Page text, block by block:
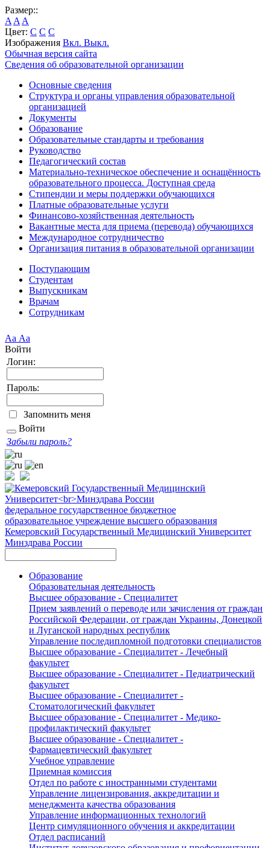
Размер::
A A A
Цвет: C C C
Изображения Вкл. Выкл.
Обычная версия сайта
Сведения об образовательной организации
Основные сведения
Структура и органы управления образовательной
организацией
Документы
Образование
Образовательные стандарты и требования
Руководство
Педагогический состав
Материально-техническое обеспечение и оснащённость
образовательного процесса. Доступная среда
Стипендии и меры поддержки обучающихся
Платные образовательные услуги
Финансово-хозяйственная деятельность
Вакантные места для приема (перевода) обучающихся
Международное сотрудничество
Организация питания в образовательной организации
Поступающим
Студентам
Выпускникам
Врачам
Сотрудникам
Аа Аа
Войти
Логин:
Пароль:
Запомнить меня
Войти
Забыли пароль?
федеральное государственное бюджетное
образовательное учреждение высшего образования
Кемеровский Государственный Медицинский Университет
Минздрава России
Образование
Образовательная деятельность
Высшее образование - Специалитет
Прием заявлений о переводе или зачисления от граждан
Российской Федерации, от граждан Украины, Донецкой
и Луганской народных республик
Управление последипломной подготовки специалистов
Высшее образование - Специалитет - Лечебный
факультет
Высшее образование - Специалитет - Педиатрический
факультет
Высшее образование - Специалитет -
Стоматологический факультет
Высшее образование - Специалитет - Медико-
профилактический факультет
Высшее образование - Специалитет -
Фармацевтический факультет
Учебное управление
Приемная комиссия
Отдел по работе с иностранными студентами
Управление лицензирования, аккредитации и
менеджмента качества образования
Управление информационных технологий
Центр симуляционного обучения и аккредитации
Отдел расписаний